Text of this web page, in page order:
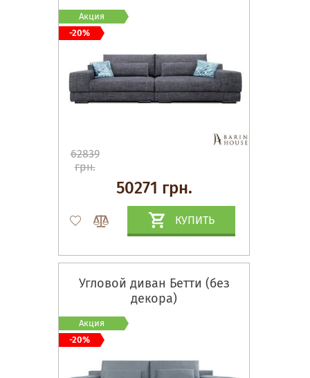
62839
грн.
50271 грн.
КУПИТЬ
Акция
-20%
Угловой диван Бетти (без
декора)
Акция
-20%